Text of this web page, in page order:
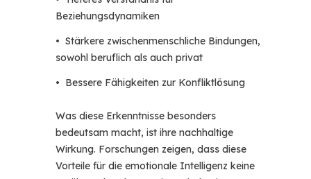
Beziehungsdynamiken
• Stärkere zwischenmenschliche Bindungen,
sowohl beruflich als auch privat
• Bessere Fähigkeiten zur Konfliktlösung
Was diese Erkenntnisse besonders
bedeutsam macht, ist ihre nachhaltige
Wirkung. Forschungen zeigen, dass diese
Vorteile für die emotionale Intelligenz keine